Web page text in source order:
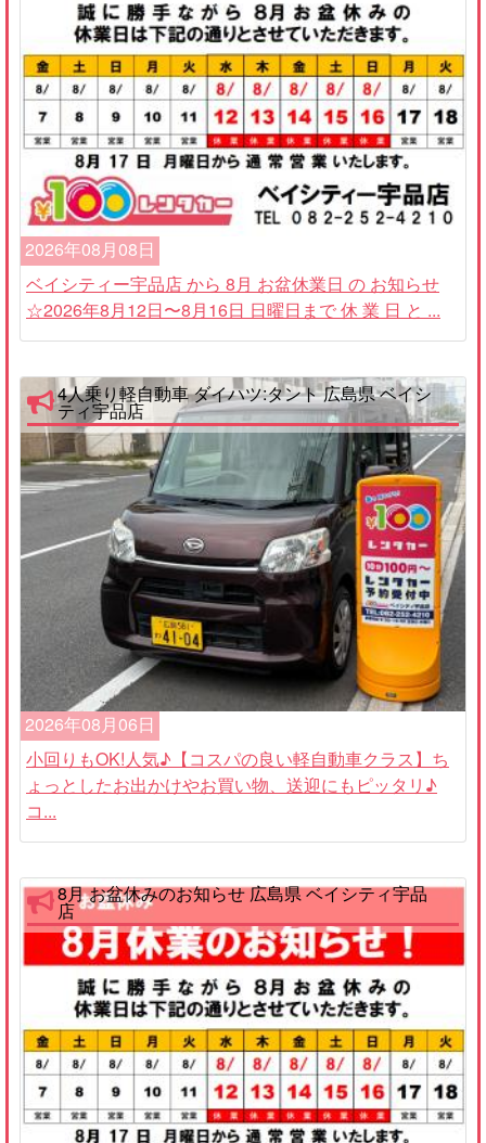
2026年08月08日
ベイシティー宇品店 から 8月 お盆休業日 の お知らせ
☆2026年8月12日〜8月16日 日曜日まで 休 業 日 と ...
4人乗り軽自動車 ダイハツ:タント 広島県 ベイシ
ティ宇品店
2026年08月06日
小回りもOK!人気♪【コスパの良い軽自動車クラス】ち
ょっとしたお出かけやお買い物、送迎にもピッタリ♪
コ...
8月 お盆休みのお知らせ 広島県 ベイシティ宇品
店